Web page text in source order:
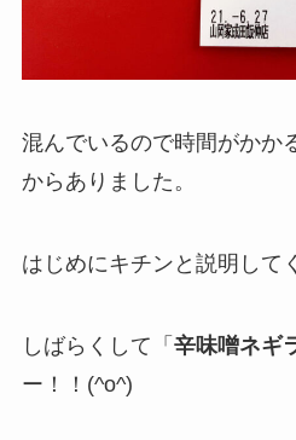
混んでいるので時間がかか
からありました。
はじめにキチンと説明して
しばらくして「 辛味噌ネギ
ー！！(^o^)